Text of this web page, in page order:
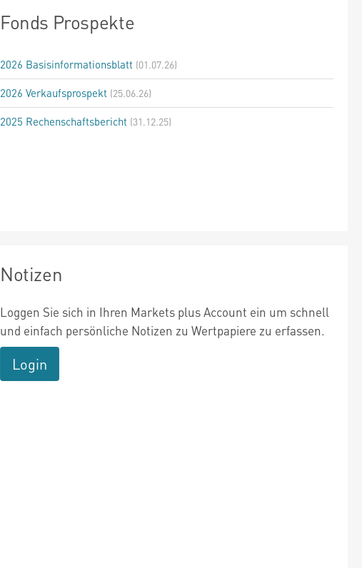
Fonds Prospekte
2026 Basisinformationsblatt (01.07.26)
2026 Verkaufsprospekt (25.06.26)
2025 Rechenschaftsbericht (31.12.25)
Notizen
Loggen Sie sich in Ihren Markets plus Account ein um schnell
und einfach persönliche Notizen zu Wertpapiere zu erfassen.
Login